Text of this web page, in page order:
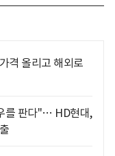
격 올리고 해외로
를 판다"… HD현대,